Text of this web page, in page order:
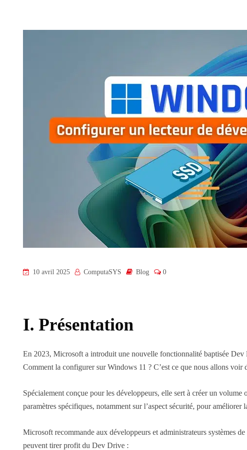
10 avril 2025 ComputaSYS Blog 0
I. Présentation
En 2023, Microsoft a introduit une nouvelle fonctionnalité baptisée Dev
Comment la configurer sur Windows 11 ? C’est ce que nous allons voir
Spécialement conçue pour les développeurs, elle sert à créer un
paramètres spécifiques, notamment sur l’aspect sécurité, pour améliorer
Microsoft recommande aux développeurs et administrateurs systèmes
peuvent tirer profit du Dev Drive :